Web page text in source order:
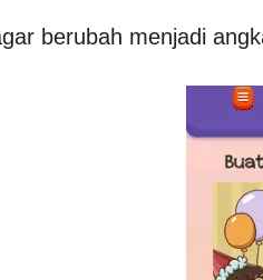
berubah menjadi